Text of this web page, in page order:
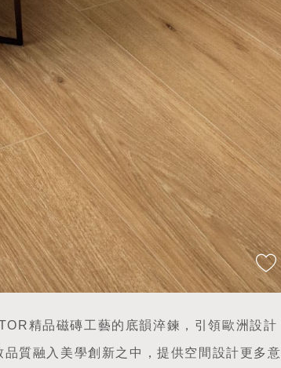
精品磁磚工藝的底韻淬鍊，引領歐洲設計
質融入美學創新之中，提供空間設計更多意